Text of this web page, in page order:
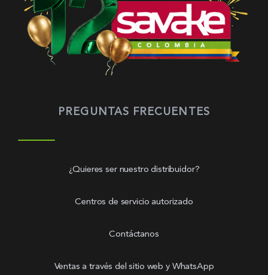
PREGUNTAS FRECUENTES
¿Quieres ser nuestro distribuidor?
Centros de servicio autorizado
Contáctanos
Ventas a través del sitio web y WhatsApp